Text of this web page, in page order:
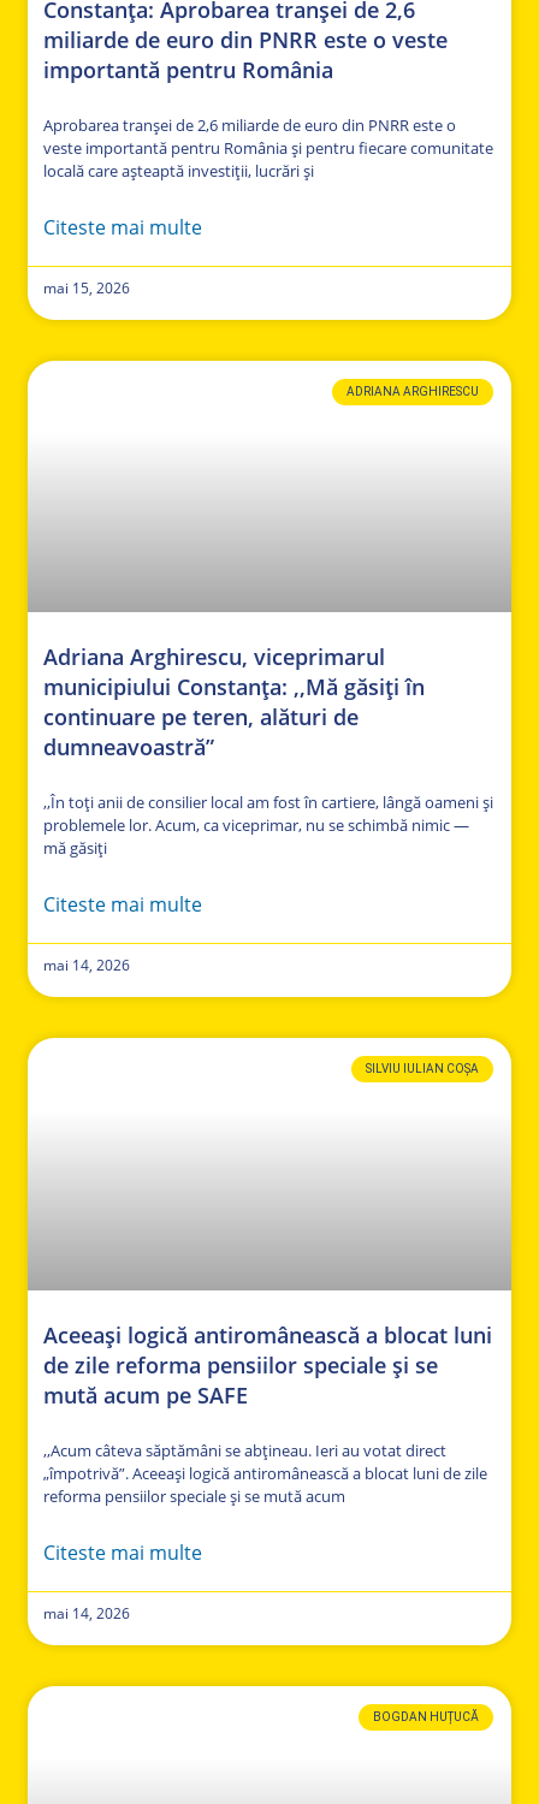
Constanța: Aprobarea tranșei de 2,6
miliarde de euro din PNRR este o veste
importantă pentru România
Aprobarea tranșei de 2,6 miliarde de euro din PNRR este o
veste importantă pentru România și pentru fiecare comunitate
locală care așteaptă investiții, lucrări și
Citeste mai multe
mai 15, 2026
ADRIANA ARGHIRESCU
Adriana Arghirescu, viceprimarul
municipiului Constanța: ,,Mă găsiți în
continuare pe teren, alături de
dumneavoastră”
,,În toți anii de consilier local am fost în cartiere, lângă oameni și
problemele lor. Acum, ca viceprimar, nu se schimbă nimic —
mă găsiți
Citeste mai multe
mai 14, 2026
SILVIU IULIAN COȘA
Aceeași logică antiromânească a blocat luni
de zile reforma pensiilor speciale și se
mută acum pe SAFE
,,Acum câteva săptămâni se abțineau. Ieri au votat direct
„împotrivă”. Aceeași logică antiromânească a blocat luni de zile
reforma pensiilor speciale și se mută acum
Citeste mai multe
mai 14, 2026
BOGDAN HUȚUCĂ